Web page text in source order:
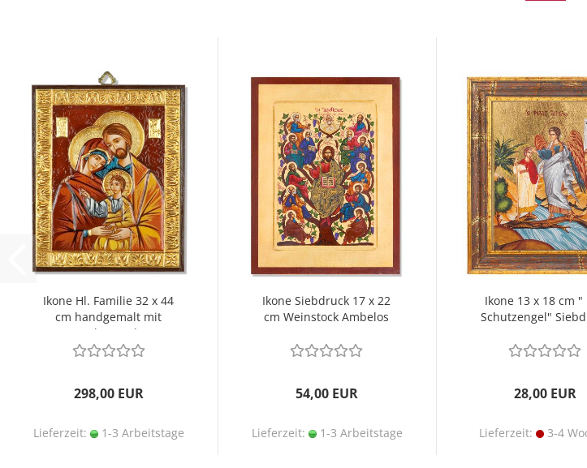
Ikone Hl. Familie 32 x 44
cm handgemalt mit
Dekorrand
298,00 EUR
Lieferzeit: 1-3 Arbeitstage
Ikone Siebdruck 17 x 22
cm Weinstock Ambelos
54,00 EUR
Lieferzeit: 1-3 Arbeitstage
Ikone 13 x 18 cm "
Schutzengel"
28,00 EUR
Lieferzeit: 3-4